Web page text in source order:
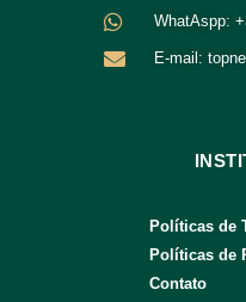
WhatAspp:
E-mail:
Políticas de
Políticas de
Contato